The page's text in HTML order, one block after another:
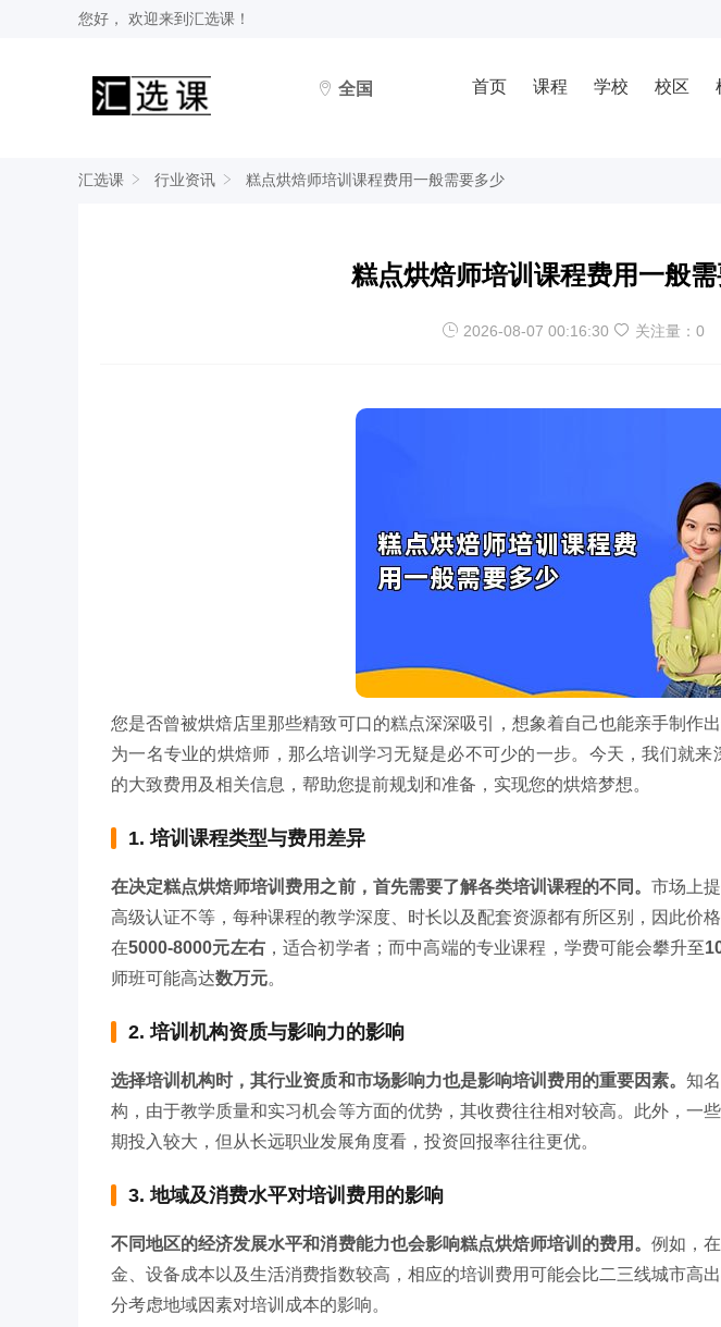
您好， 欢迎来到 汇选课 ！
全国 首页 课程 学校 校区
汇选课 行业资讯 糕点烘焙师培训课程费用一般需要多少
糕点烘焙师培训课程费用一般
2026-08-07 00:16:30 关注量： 0
您是否曾被烘焙店里那些精致可口的糕点深深吸引，想象着自己也能亲手制作
为一名专业的烘焙师，那么培训学习无疑是必不可少的一步。今天，我们就来
的大致费用及相关信息，帮助您提前规划和准备，实现您的烘焙梦想。
1. 培训课程类型与费用差异
在决定糕点烘焙师培训费用之前，首先需要了解各类培训课程的不同。市场上
高级认证不等，每种课程的教学深度、时长以及配套资源都有所区别，因此价
在5000-8000元左右，适合初学者；而中高端的专业课程，学费可能会攀升至
师班可能高达数万元。
2. 培训机构资质与影响力的影响
选择培训机构时，其行业资质和市场影响力也是影响培训费用的重要因素。知
构，由于教学质量和实习机会等方面的优势，其收费往往相对较高。此外，一
期投入较大，但从长远职业发展角度看，投资回报率往往更优。
3. 地域及消费水平对培训费用的影响
不同地区的经济发展水平和消费能力也会影响糕点烘焙师培训的费用。例如，
金、设备成本以及生活消费指数较高，相应的培训费用可能会比二三线城市高
分考虑地域因素对培训成本的影响。